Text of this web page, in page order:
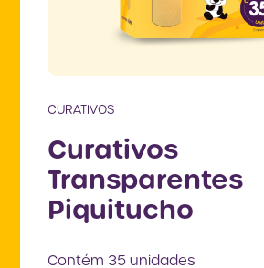
CURATIVOS
Curativos
Transparentes
Piquitucho
Contém 35 unidades